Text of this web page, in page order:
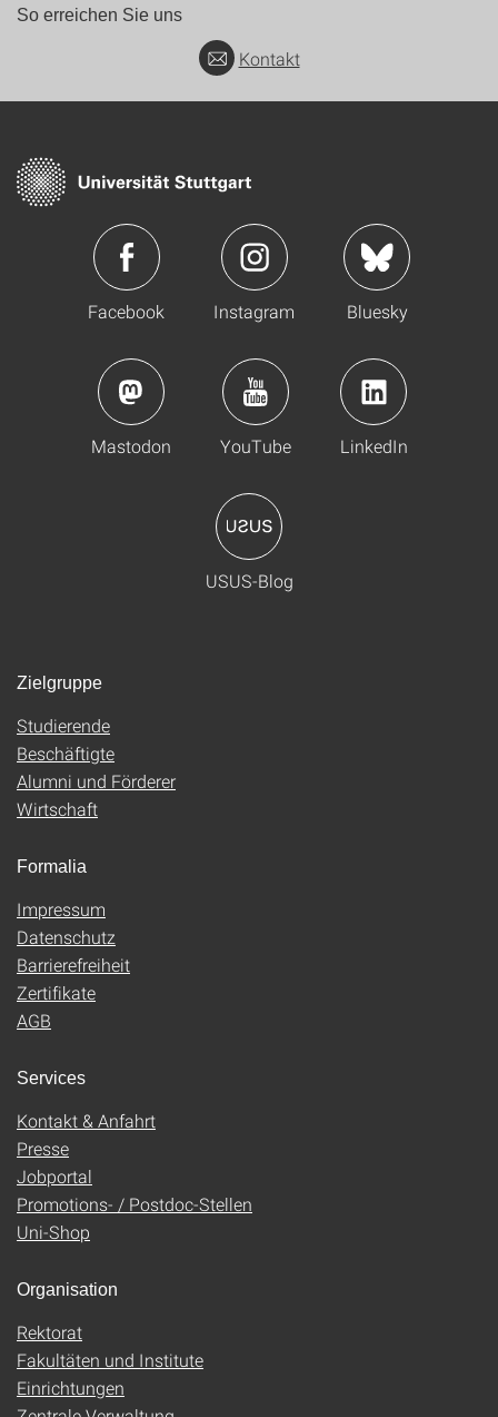
So erreichen Sie uns
Kontakt
Facebook Instagram Bluesky
Mastodon YouTube LinkedIn
USUS-Blog
Zielgruppe
Studierende
Beschäftigte
Alumni und Förderer
Wirtschaft
Formalia
Impressum
Datenschutz
Barrierefreiheit
Zertifikate
AGB
Services
Kontakt & Anfahrt
Presse
Jobportal
Promotions- / Postdoc-Stellen
Uni-Shop
Organisation
Rektorat
Fakultäten und Institute
Einrichtungen